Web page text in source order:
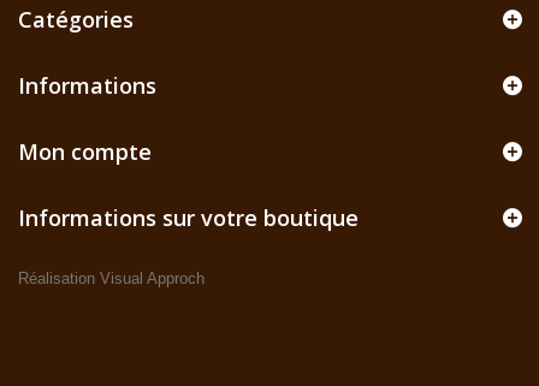
Catégories
Informations
Mon compte
Informations sur votre boutique
Réalisation Visual Approch